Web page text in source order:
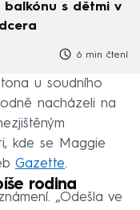
balkónu s dětmi v
6 min čtení
u soudního
nacházeli na
kde se Maggie
Gazette.
rodina
„Odešla ve